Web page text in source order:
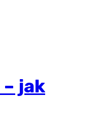
jak